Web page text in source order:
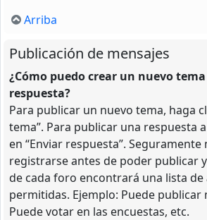
Arriba
Publicación de mensajes
¿Cómo puedo crear un nuevo
respuesta?
Para publicar un nuevo tema, haga
tema”. Para publicar una respuesta
en “Enviar respuesta”. Seguramente
registrarse antes de poder publicar
de cada foro encontrará una lista de
permitidas. Ejemplo: Puede publicar
Puede votar en las encuestas, etc.